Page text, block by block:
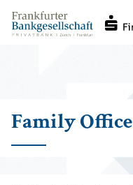
zum
Inhalt
Family Office